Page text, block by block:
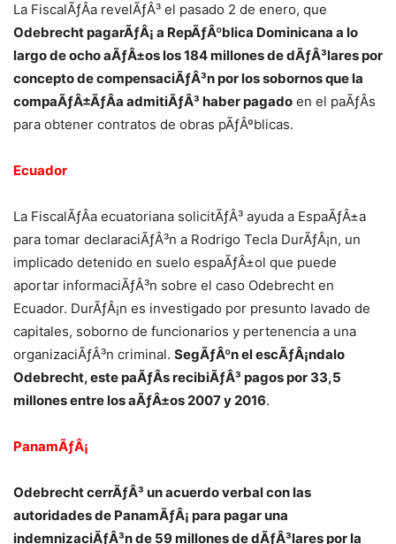
La FiscalÃƒÂ­a revelÃƒÂ³ el pasado 2 de enero, que
Odebrecht pagarÃƒÂ¡ a RepÃƒÂºblica Dominicana a lo
largo de ocho aÃƒÂ±os los 184 millones de dÃƒÂ³lares por
concepto de compensaciÃƒÂ³n por los sobornos que la
compaÃƒÂ±ÃƒÂ­a admitiÃƒÂ³ haber pagado en el paÃƒÂ­s
para obtener contratos de obras pÃƒÂºblicas.
Ecuador
La FiscalÃƒÂ­a ecuatoriana solicitÃƒÂ³ ayuda a EspaÃƒÂ±a
para tomar declaraciÃƒÂ³n a Rodrigo Tecla DurÃƒÂ¡n, un
implicado detenido en suelo espaÃƒÂ±ol que puede
aportar informaciÃƒÂ³n sobre el caso Odebrecht en
Ecuador. DurÃƒÂ¡n es investigado por presunto lavado de
capitales, soborno de funcionarios y pertenencia a una
organizaciÃƒÂ³n criminal. SegÃƒÂºn el escÃƒÂ¡ndalo
Odebrecht, este paÃƒÂ­s recibiÃƒÂ³ pagos por 33,5
millones entre los aÃƒÂ±os 2007 y 2016.
PanamÃƒÂ¡
Odebrecht cerrÃƒÂ³ un acuerdo verbal con las
autoridades de PanamÃƒÂ¡ para pagar una
indemnizaciÃƒÂ³n de 59 millones de dÃƒÂ³lares por la